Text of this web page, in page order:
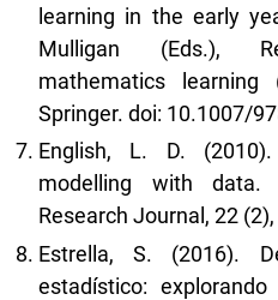
learning in the early
Mulligan (Eds.),
mathematics
Springer. doi: 10.1007/
English, L. D. (2010).
modelling with data.
Research Journal, 22
Estrella, S. (2016).
estadístico: